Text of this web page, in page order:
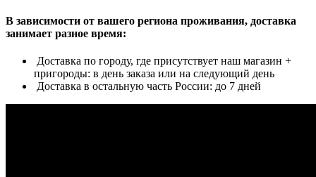
В зависимости от вашего региона проживания, доставка
занимает разное время:
Доставка по городу, где присутствует наш магазин +
пригороды: в день заказа или на следующий день
Доставка в остальную часть России: до 7 дней